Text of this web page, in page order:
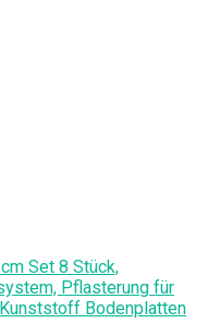
Set 8 Stück,
Pflasterung für
Bodenplatten